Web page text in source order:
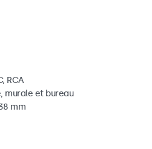
RCA
murale et bureau
mm